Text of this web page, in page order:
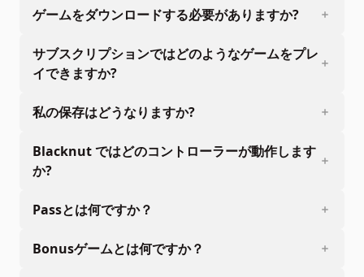
ゲームをダウンロードする必要がありますか?
サブスクリプションではどのようなゲームをプレ
イできますか?
私の保存はどうなりますか?
Blacknut ではどのコントローラーが動作します
か?
Passとは何ですか？
Bonusゲームとは何ですか？